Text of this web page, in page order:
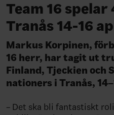
Team 16
Tranås 14-16
Markus Korpinen,
16 herr, har tagit ut
Finland, Tjeckien och
nationers i Tranås,
– Det ska bli fantastiskt